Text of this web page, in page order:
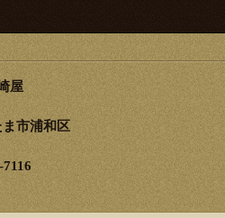
屋
市浦和区